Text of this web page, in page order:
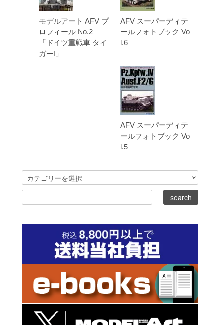
モデルアート AFV プ
ロフィール No.2
「ドイツ重戦車 タイ
ガーI」
AFV スーパーディテ
ールフォトブック Vo
l.6
AFV スーパーディテ
ールフォトブック Vo
l.5